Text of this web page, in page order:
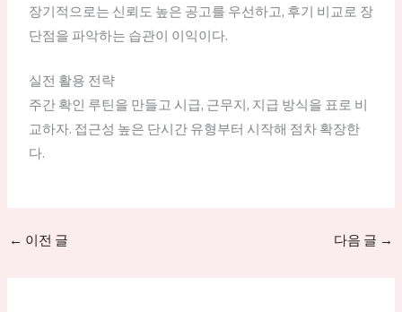
장기적으로는 신뢰도 높은 공고를 우선하고, 후기 비교로 장
단점을 파악하는 습관이 이익이다.
실전 활용 전략
주간 확인 루틴을 만들고 시급, 근무지, 지급 방식을 표로 비
교하자. 접근성 높은 단시간 유형부터 시작해 점차 확장한
다.
← 이전 글 다음 글 →